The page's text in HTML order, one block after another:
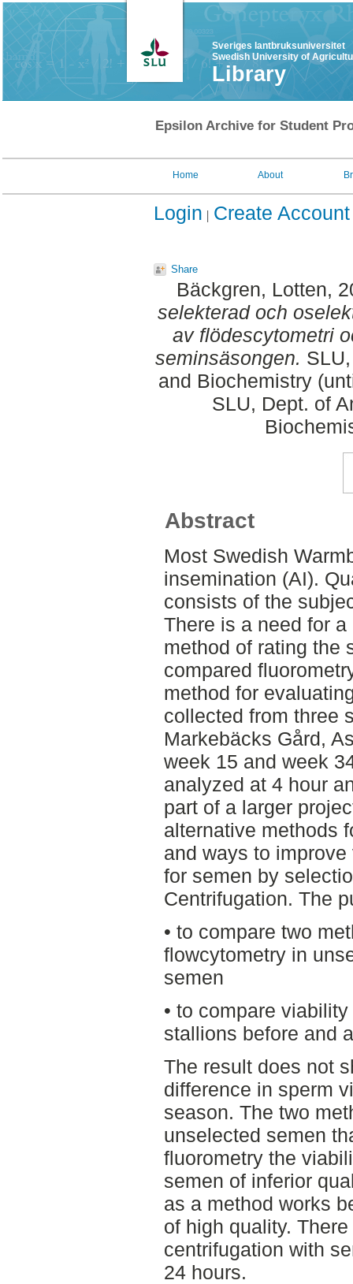
Sveriges lantbruksuniversitet
Swedish University of
Library
Epsilon Archive for Student
Home About
Login Create Account
Share
Bäckgren, Lotten,
selekterad och
av flödescytometri
seminsäsongen.
and Biochemistry
SLU, Dept. of
Abstract
Most Swedish
insemination (AI).
consists of the
There is a need for
method of rating the
compared
method for
collected from three
Markebäcks Gård,
week 15 and week
analyzed at 4 hour
part of a larger
alternative methods
and ways to
for semen by
Centrifugation. The
• to compare two
flowcytometry in
semen
• to compare
stallions before and
The result does not
difference in sperm
season. The two
unselected semen
fluorometry the
semen of inferior
as a method works
of high quality.
centrifugation with
24 hours.